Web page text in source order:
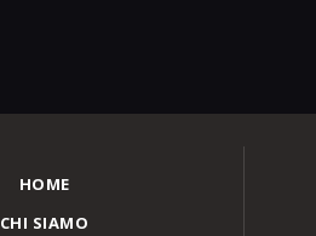
HOME
CHI SIAMO